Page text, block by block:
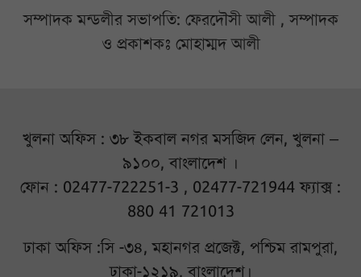
সম্পাদক মন্ডলীর সভাপতি: ফেরদৌসী আলী , সম্পাদক
ও প্রকাশকঃ মোহাম্মদ আলী
খুলনা অফিস : ৩৮ ইকবাল নগর মসজিদ লেন, খুলনা –
৯১০০, বাংলাদেশ ।
ফোন : 02477-722251-3 , 02477-721944 ফ্যাক্স :
880 41 721013
ঢাকা অফিস :সি -৩৪, মহানগর প্রজেক্ট, পশ্চিম রামপুরা,
ঢাকা-১২১৯, বাংলাদেশ।